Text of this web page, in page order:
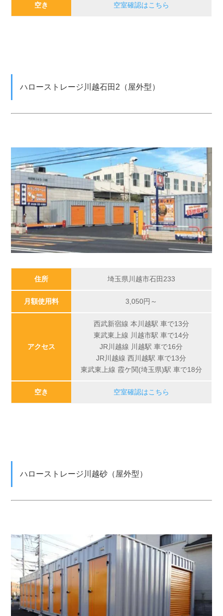
空き 空室確認はこちら
ハローストレージ川越石田2（屋外型）
住所 埼玉県川越市石田233
月額使用料 3,050円～
アクセス
西武新宿線 本川越駅 車で13分
東武東上線 川越市駅 車で14分
JR川越線 川越駅 車で16分
JR川越線 西川越駅 車で13分
東武東上線 霞ケ関(埼玉県)駅 車で18分
空き 空室確認はこちら
ハローストレージ川越砂（屋外型）